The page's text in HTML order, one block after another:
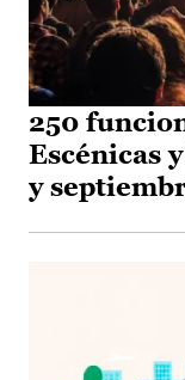
250
Escénicas
y